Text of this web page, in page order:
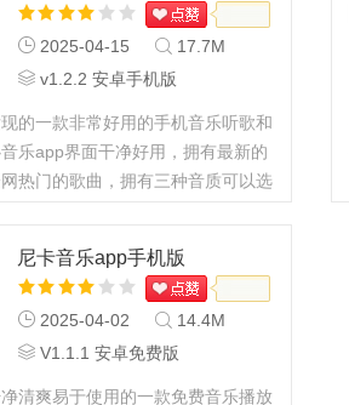
2025-04-15
17.7M
v1.2.2 安卓手机版
的一款非常好用的手机音乐听歌和
乐app界面干净好用，拥有最新的
热门的歌曲，拥有三种音质可以选
尼卡音乐app手机版
2025-04-02
14.4M
V1.1.1 安卓免费版
清爽易于使用的一款免费音乐播放